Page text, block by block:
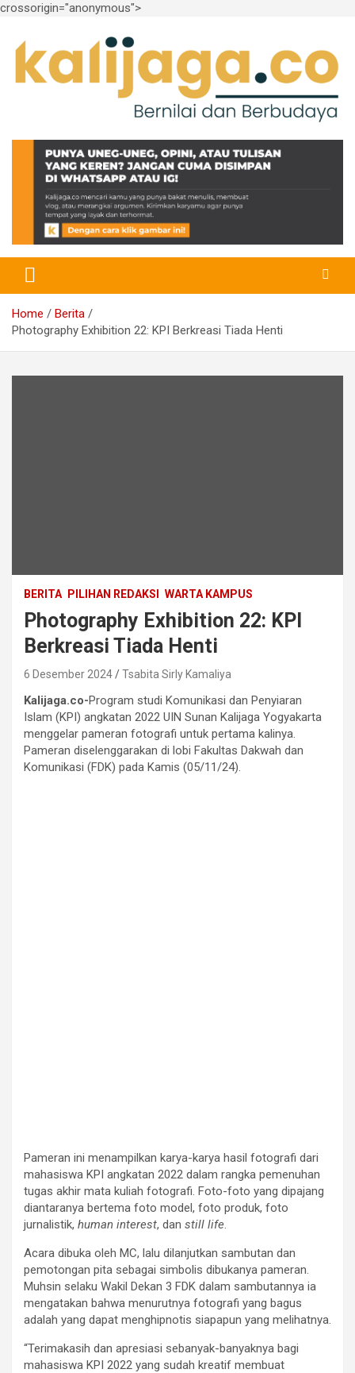
crossorigin="anonymous">
content
kalijaga.co
Home
Berita
Photography Exhibition 22: KPI Berkreasi Tiada Henti
BERITA PILIHAN REDAKSI WARTA KAMPUS
Photography Exhibition 22: KPI
Berkreasi Tiada Henti
6 Desember 2024 Tsabita Sirly Kamaliya
Kalijaga.co-Program studi Komunikasi dan Penyiaran
Islam (KPI) angkatan 2022 UIN Sunan Kalijaga Yogyakarta
menggelar pameran fotografi untuk pertama kalinya.
Pameran diselenggarakan di lobi Fakultas Dakwah dan
Komunikasi (FDK) pada Kamis (05/11/24).
Pameran ini menampilkan karya-karya hasil fotografi dari
mahasiswa KPI angkatan 2022 dalam rangka pemenuhan
tugas akhir mata kuliah fotografi. Foto-foto yang dipajang
diantaranya bertema foto model, foto produk, foto
jurnalistik, human interest, dan still life.
Acara dibuka oleh MC, lalu dilanjutkan sambutan dan
pemotongan pita sebagai simbolis dibukanya pameran.
Muhsin selaku Wakil Dekan 3 FDK dalam sambutannya ia
mengatakan bahwa menurutnya fotografi yang bagus
adalah yang dapat menghipnotis siapapun yang melihatnya.
“Terimakasih dan apresiasi sebanyak-banyaknya bagi
mahasiswa KPI 2022 yang sudah kreatif membuat